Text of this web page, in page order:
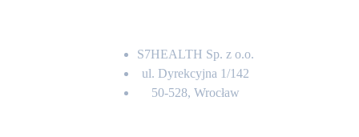
S7HEALTH Sp. z o.o.
ul. Dyrekcyjna 1/142
50-528, Wrocław